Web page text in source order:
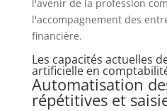
l'avenir de la profession
l'accompagnement des
financière.
Les capacités actuelles
artificielle en
Automatisation
répétitives et